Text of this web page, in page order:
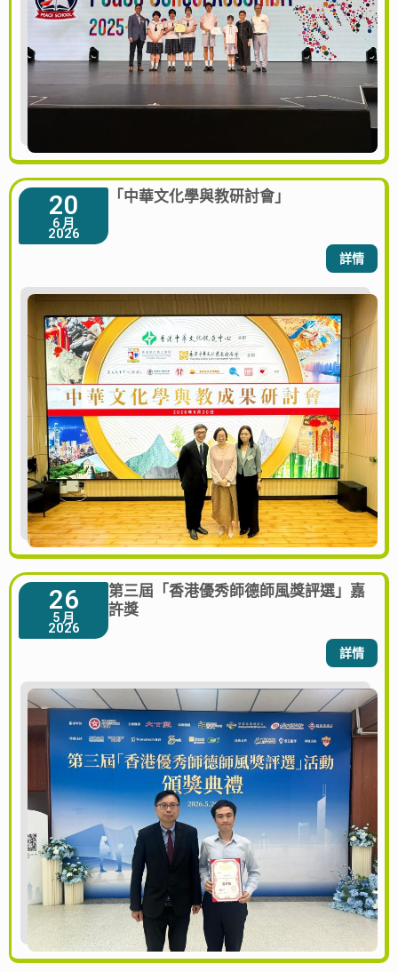
20
6 月
2026
「中華文化學與教研討會」
詳情
26
5 月
2026
第三屆「香港優秀師德師風獎評選」嘉
許獎
詳情